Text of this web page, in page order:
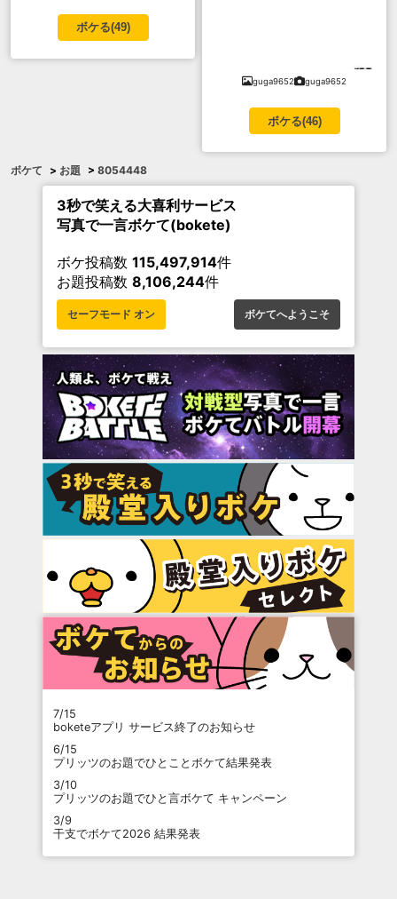
ボケる(49)
guga9652 guga9652
ボケる(46)
ボケて > お題 > 8054448
3秒で笑える大喜利サービス
写真で一言ボケて(bokete)
ボケ投稿数 115,497,914件
お題投稿数 8,106,244件
セーフモード オン ボケてへようこそ
7/15
boketeアプリ サービス終了のお知らせ
6/15
プリッツのお題でひとことボケて結果発表
3/10
プリッツのお題でひと言ボケて キャンペーン
3/9
干支でボケて2026 結果発表